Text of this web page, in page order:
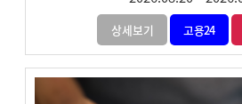
상세보기 고용24